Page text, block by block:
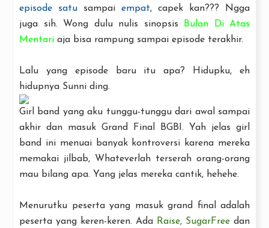
episode satu sampai empat, capek kan??? Ngga
juga sih. Wong dulu nulis sinopsis
Bulan Di Atas
Mentari aja bisa rampung sampai episode terakhir.
Lalu yang episode baru itu apa? Hidupku, eh
hidupnya Sunni ding.
Girl band yang aku tunggu-tunggu dari awal sampai
akhir dan masuk Grand Final BGBI. Yah jelas girl
band ini menuai banyak kontroversi karena mereka
memakai jilbab, Whateverlah terserah orang-orang
mau bilang apa. Yang jelas mereka cantik, hehehe.
Menurutku peserta yang masuk grand final adalah
peserta yang keren-keren. Ada Raise, SugarFree dan